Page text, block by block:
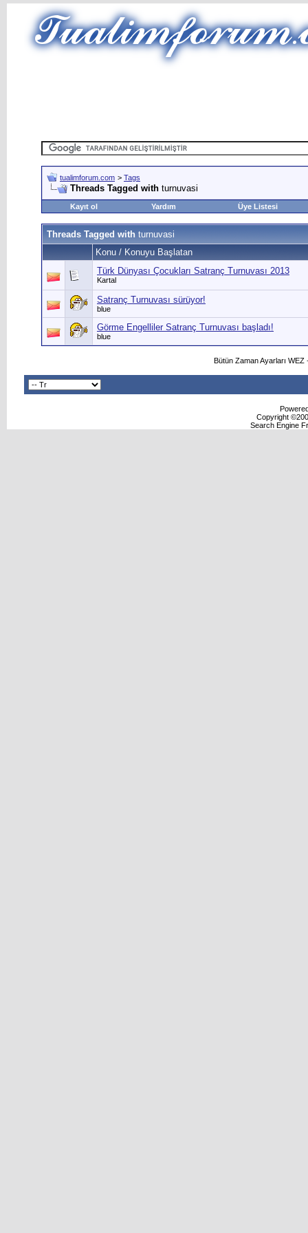
tualimforum.com > Tags
Threads Tagged with turnuvasi
Kayıt ol Yardım Üye Listesi
Threads Tagged with turnuvasi
Konu / Konuyu Başlatan
Türk Dünyası Çocukları Satranç Turnuvası 2013
Kartal
Satranç Turnuvası sürüyor!
blue
Görme Engelliler Satranç Turnuvası başladı!
blue
Bütün Zaman Ayarları
Copyright
Search Engine